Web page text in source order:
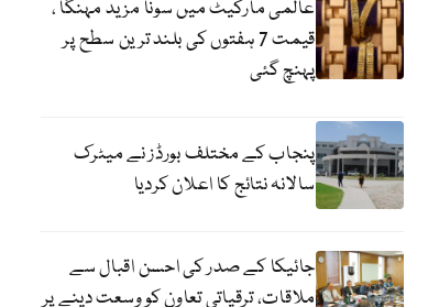
عالمی مارکیٹ میں سونا مزید مہنگا ،
قیمت 7 ہفتوں کی بلند ترین سطح پر
پہنچ گئی
پنجاب کے مختلف بورڈز نے میٹرک
سالانہ نتائج کا اعلان کردیا
جائیکا کے صدر کی احسن اقبال سے
ملاقات، ترقیاتی تعاون کو وسعت دینے پر